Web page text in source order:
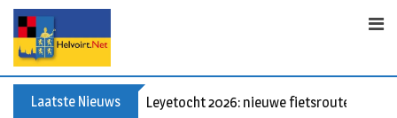
Skip
content
Laatste Nieuws Leyetocht 2026: nieuwe fietsroutes